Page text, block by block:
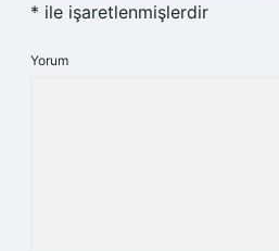
* ile işaretlenmişlerdir
Yorum